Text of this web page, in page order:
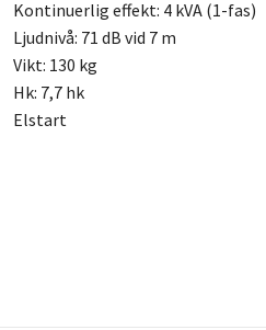
Kontinuerlig effekt: 4 kVA (1-fas)
Ljudnivå: 71 dB vid 7 m
Vikt: 130 kg
Hk: 7,7 hk
Elstart